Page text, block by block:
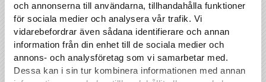
och annonserna till användarna, tillhandahålla funktioner
för sociala medier och analysera vår trafik. Vi
vidarebefordrar även sådana identifierare och annan
information från din enhet till de sociala medier och
annons- och analysföretag som vi samarbetar med.
Dessa kan i sin tur kombinera informationen med annan